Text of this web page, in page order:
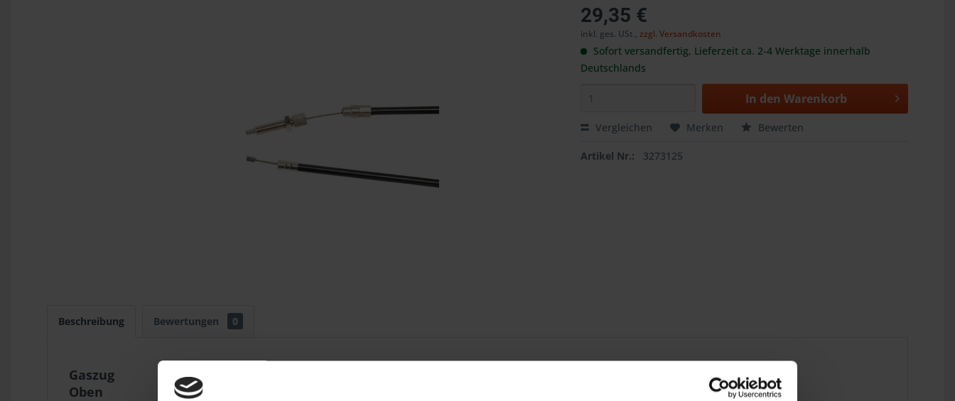
29,35 €
inkl. ges. USt.,zzgl. Versandkosten
Sofort versandfertig, Lieferzeit ca. 2-4 Werktage innerhalb
Deutschlands
In den Warenkorb
Vergleichen Merken Bewerten
Artikel Nr.: 3273125
Beschreibung Bewertungen 0
Gaszug
Oben